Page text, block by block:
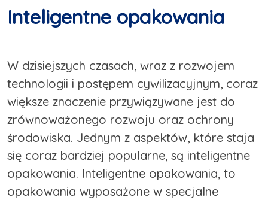
Inteligentne opakowania
W dzisiejszych czasach, wraz z rozwojem
technologii i postępem cywilizacyjnym, coraz
większe znaczenie przywiązywane jest do
zrównoważonego rozwoju oraz ochrony
środowiska. Jednym z aspektów, które staja
się coraz bardziej popularne, są inteligentne
opakowania. Inteligentne opakowania, to
opakowania wyposażone w specjalne